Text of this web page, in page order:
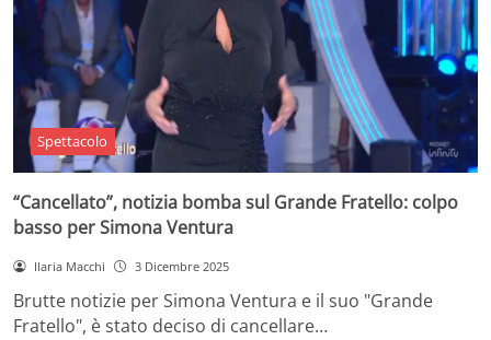
Spettacolo
“Cancellato”, notizia bomba sul Grande Fratello: colpo
basso per Simona Ventura
Ilaria Macchi 3 Dicembre 2025
Brutte notizie per Simona Ventura e il suo "Grande
Fratello", è stato deciso di cancellare…